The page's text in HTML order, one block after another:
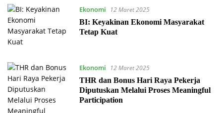
Ekonomi
12 Maret 2025
BI: Keyakinan Ekonomi Masyarakat
Tetap Kuat
Ekonomi
12 Maret 2025
THR dan Bonus Hari Raya Pekerja
Diputuskan Melalui Proses Meaningful
Participation